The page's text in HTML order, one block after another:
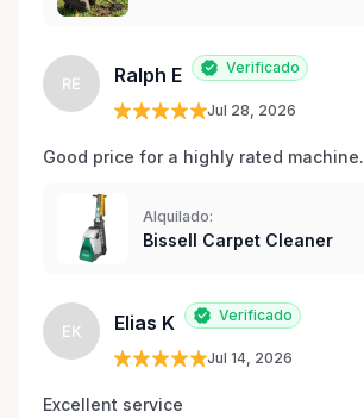
RE Ralph E Verificado
Jul 28, 2026
Good price for a highly rated machine.
Alquilado:
Bissell Carpet Cleaner
EK Elias K Verificado
Jul 14, 2026
Excellent service